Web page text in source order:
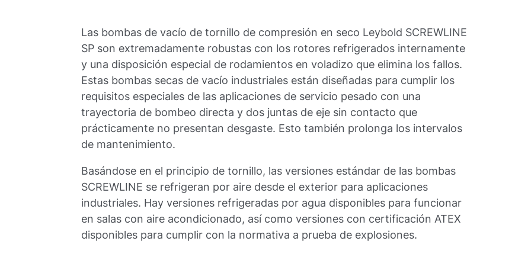
Las bombas de vacío de tornillo de compresión en seco Leybold SCREWLINE
SP son extremadamente robustas con los rotores refrigerados internamente
y una disposición especial de rodamientos en voladizo que elimina los fallos.
Estas bombas secas de vacío industriales están diseñadas para cumplir los
requisitos especiales de las aplicaciones de servicio pesado con una
trayectoria de bombeo directa y dos juntas de eje sin contacto que
prácticamente no presentan desgaste. Esto también prolonga los intervalos
de mantenimiento.
Basándose en el principio de tornillo, las versiones estándar de las bombas
SCREWLINE se refrigeran por aire desde el exterior para aplicaciones
industriales. Hay versiones refrigeradas por agua disponibles para funcionar
en salas con aire acondicionado, así como versiones con certificación ATEX
disponibles para cumplir con la normativa a prueba de explosiones.